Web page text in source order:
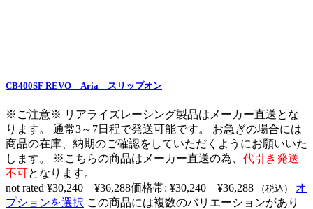
CB400SF REVO Aria スリップオン
※ご注意※ リアライズレーシング製品はメーカー直送とな
ります。 通常3～7日程で発送可能です。 お急ぎの場合には
商品の在庫、納期のご確認をしていただくようにお願いいた
します。 ※こちらの商品はメーカー直送の為、 代引き発送
不可となります。
not rated ¥30,240 – ¥36,288価格帯: ¥30,240 – ¥36,288 （税込）
オ
プションを選択 この商品には複数のバリエーションがあり